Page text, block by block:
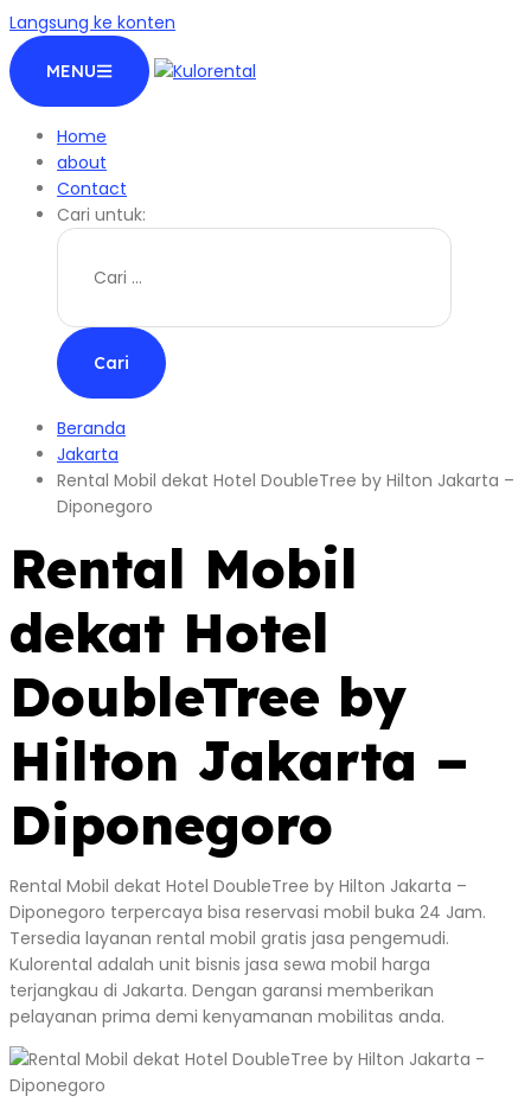
Langsung ke konten
MENU
Home
about
Contact
Cari untuk:
Beranda
Jakarta
Rental Mobil dekat Hotel DoubleTree by Hilton Jakarta –
Diponegoro
Rental Mobil
dekat Hotel
DoubleTree by
Hilton Jakarta –
Diponegoro
Rental Mobil dekat Hotel DoubleTree by Hilton Jakarta –
Diponegoro terpercaya bisa reservasi mobil buka 24 Jam.
Tersedia layanan rental mobil gratis jasa pengemudi.
Kulorental adalah unit bisnis jasa sewa mobil harga
terjangkau di Jakarta. Dengan garansi memberikan
pelayanan prima demi kenyamanan mobilitas anda.